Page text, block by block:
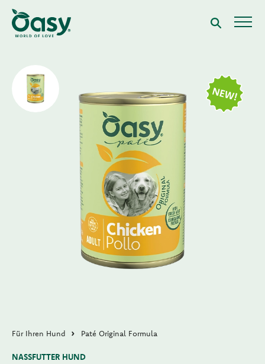
Für Ihren Hund Paté Original Formula
NASSFUTTER HUND